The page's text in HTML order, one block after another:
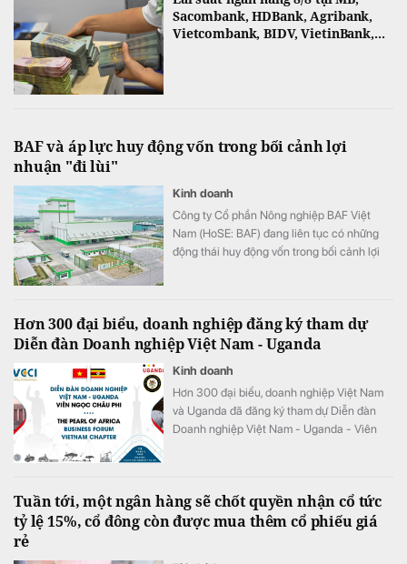
Sacombank, HDBank, Agribank,
Vietcombank, BIDV, VietinBank,...
BAF và áp lực huy động vốn trong bối cảnh lợi
nhuận "đi lùi"
Kinh doanh
Công ty Cổ phần Nông nghiệp BAF Việt
Nam (HoSE: BAF) đang liên tục có những
động thái huy động vốn trong bối cảnh lợi
Hơn 300 đại biểu, doanh nghiệp đăng ký tham dự
Diễn đàn Doanh nghiệp Việt Nam - Uganda
Kinh doanh
Hơn 300 đại biểu, doanh nghiệp Việt Nam
và Uganda đã đăng ký tham dự Diễn đàn
Doanh nghiệp Việt Nam - Uganda - Viên
Tuần tới, một ngân hàng sẽ chốt quyền nhận cổ tức
tỷ lệ 15%, cổ đông còn được mua thêm cổ phiếu giá
rẻ